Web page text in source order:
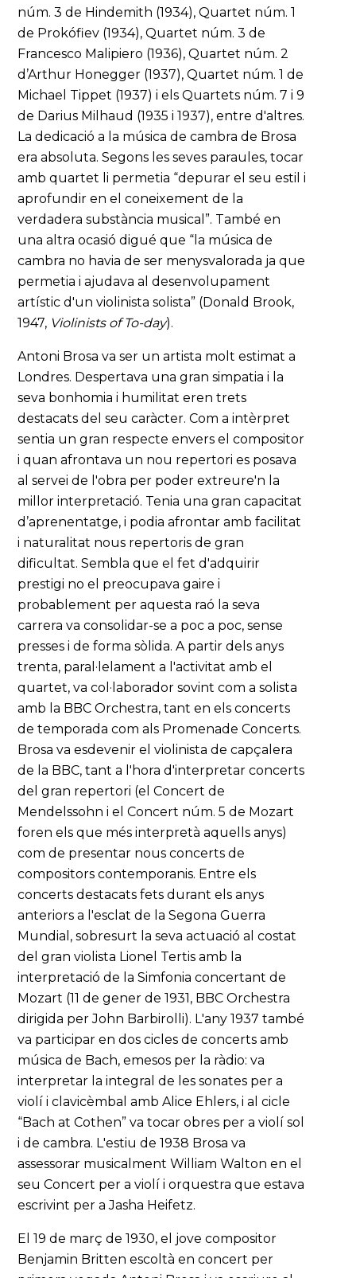
núm. 3 de Hindemith (1934), Quartet núm. 1
de Prokófiev (1934), Quartet núm. 3 de
Francesco Malipiero (1936), Quartet núm. 2
d’Arthur Honegger (1937), Quartet núm. 1 de
Michael Tippet (1937) i els Quartets núm. 7 i 9
de Darius Milhaud (1935 i 1937), entre d'altres.
La dedicació a la música de cambra de Brosa
era absoluta. Segons les seves paraules, tocar
amb quartet li permetia “depurar el seu estil i
aprofundir en el coneixement de la
verdadera substància musical”. També en
una altra ocasió digué que “la música de
cambra no havia de ser menysvalorada ja que
permetia i ajudava al desenvolupament
artístic d'un violinista solista” (Donald Brook,
1947, Violinists of To-day).
Antoni Brosa va ser un artista molt estimat a
Londres. Despertava una gran simpatia i la
seva bonhomia i humilitat eren trets
destacats del seu caràcter. Com a intèrpret
sentia un gran respecte envers el compositor
i quan afrontava un nou repertori es posava
al servei de l'obra per poder extreure'n la
millor interpretació. Tenia una gran capacitat
d’aprenentatge, i podia afrontar amb facilitat
i naturalitat nous repertoris de gran
dificultat. Sembla que el fet d'adquirir
prestigi no el preocupava gaire i
probablement per aquesta raó la seva
carrera va consolidar-se a poc a poc, sense
presses i de forma sòlida. A partir dels anys
trenta, paral·lelament a l'activitat amb el
quartet, va col·laborador sovint com a solista
amb la BBC Orchestra, tant en els concerts
de temporada com als Promenade Concerts.
Brosa va esdevenir el violinista de capçalera
de la BBC, tant a l'hora d'interpretar concerts
del gran repertori (el Concert de
Mendelssohn i el Concert núm. 5 de Mozart
foren els que més interpretà aquells anys)
com de presentar nous concerts de
compositors contemporanis. Entre els
concerts destacats fets durant els anys
anteriors a l'esclat de la Segona Guerra
Mundial, sobresurt la seva actuació al costat
del gran violista Lionel Tertis amb la
interpretació de la Simfonia concertant de
Mozart (11 de gener de 1931, BBC Orchestra
dirigida per John Barbirolli). L'any 1937 també
va participar en dos cicles de concerts amb
música de Bach, emesos per la ràdio: va
interpretar la integral de les sonates per a
violí i clavicèmbal amb Alice Ehlers, i al cicle
“Bach at Cothen” va tocar obres per a violí sol
i de cambra. L'estiu de 1938 Brosa va
assessorar musicalment William Walton en el
seu Concert per a violí i orquestra que estava
escrivint per a Jasha Heifetz.
El 19 de març de 1930, el jove compositor
Benjamin Britten escoltà en concert per